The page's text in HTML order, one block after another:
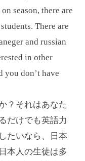
season, there are
There are
and russian
in other
don’t have
？それはあなた
だけでも英語力
たいなら、日本
本人の生徒は多